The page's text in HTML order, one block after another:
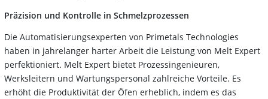
Präzision und Kontrolle in Schmelzprozessen
Die Automatisierungsexperten von Primetals Technologies
haben in jahrelanger harter Arbeit die Leistung von Melt Expert
perfektioniert. Melt Expert bietet Prozessingenieuren,
Werksleitern und Wartungspersonal zahlreiche Vorteile. Es
erhöht die Produktivität der Öfen erheblich, indem es das